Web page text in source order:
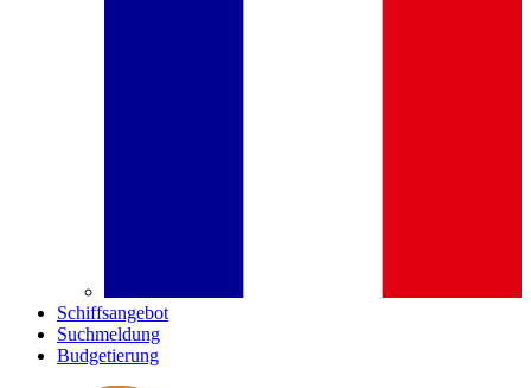
Schiffsangebot
Suchmeldung
Budgetierung